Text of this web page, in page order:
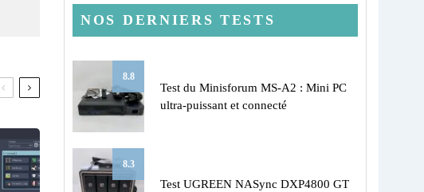
NOS DERNIERS TESTS
8.8
Test du Minisforum MS-A2 : Mini PC
ultra-puissant et connecté
8.3
Test UGREEN NASync DXP4800 GT